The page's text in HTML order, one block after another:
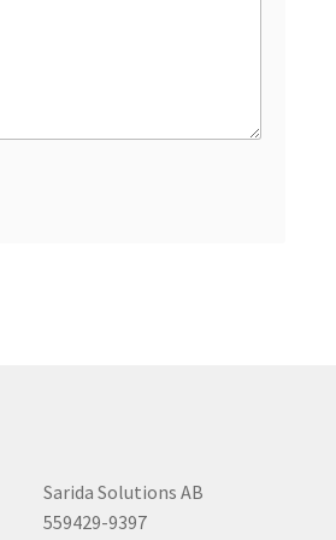
Sarida Solutions AB
559429-9397